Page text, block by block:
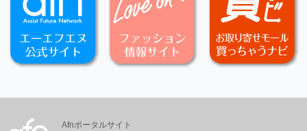
Afnポータルサイト